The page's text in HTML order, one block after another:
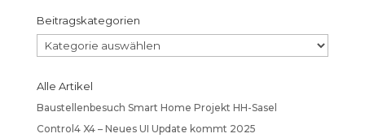
Beitragskategorien
Beitragskategorien
Alle Artikel
Baustellenbesuch Smart Home Projekt HH-Sasel
Control4 X4 – Neues UI Update kommt 2025